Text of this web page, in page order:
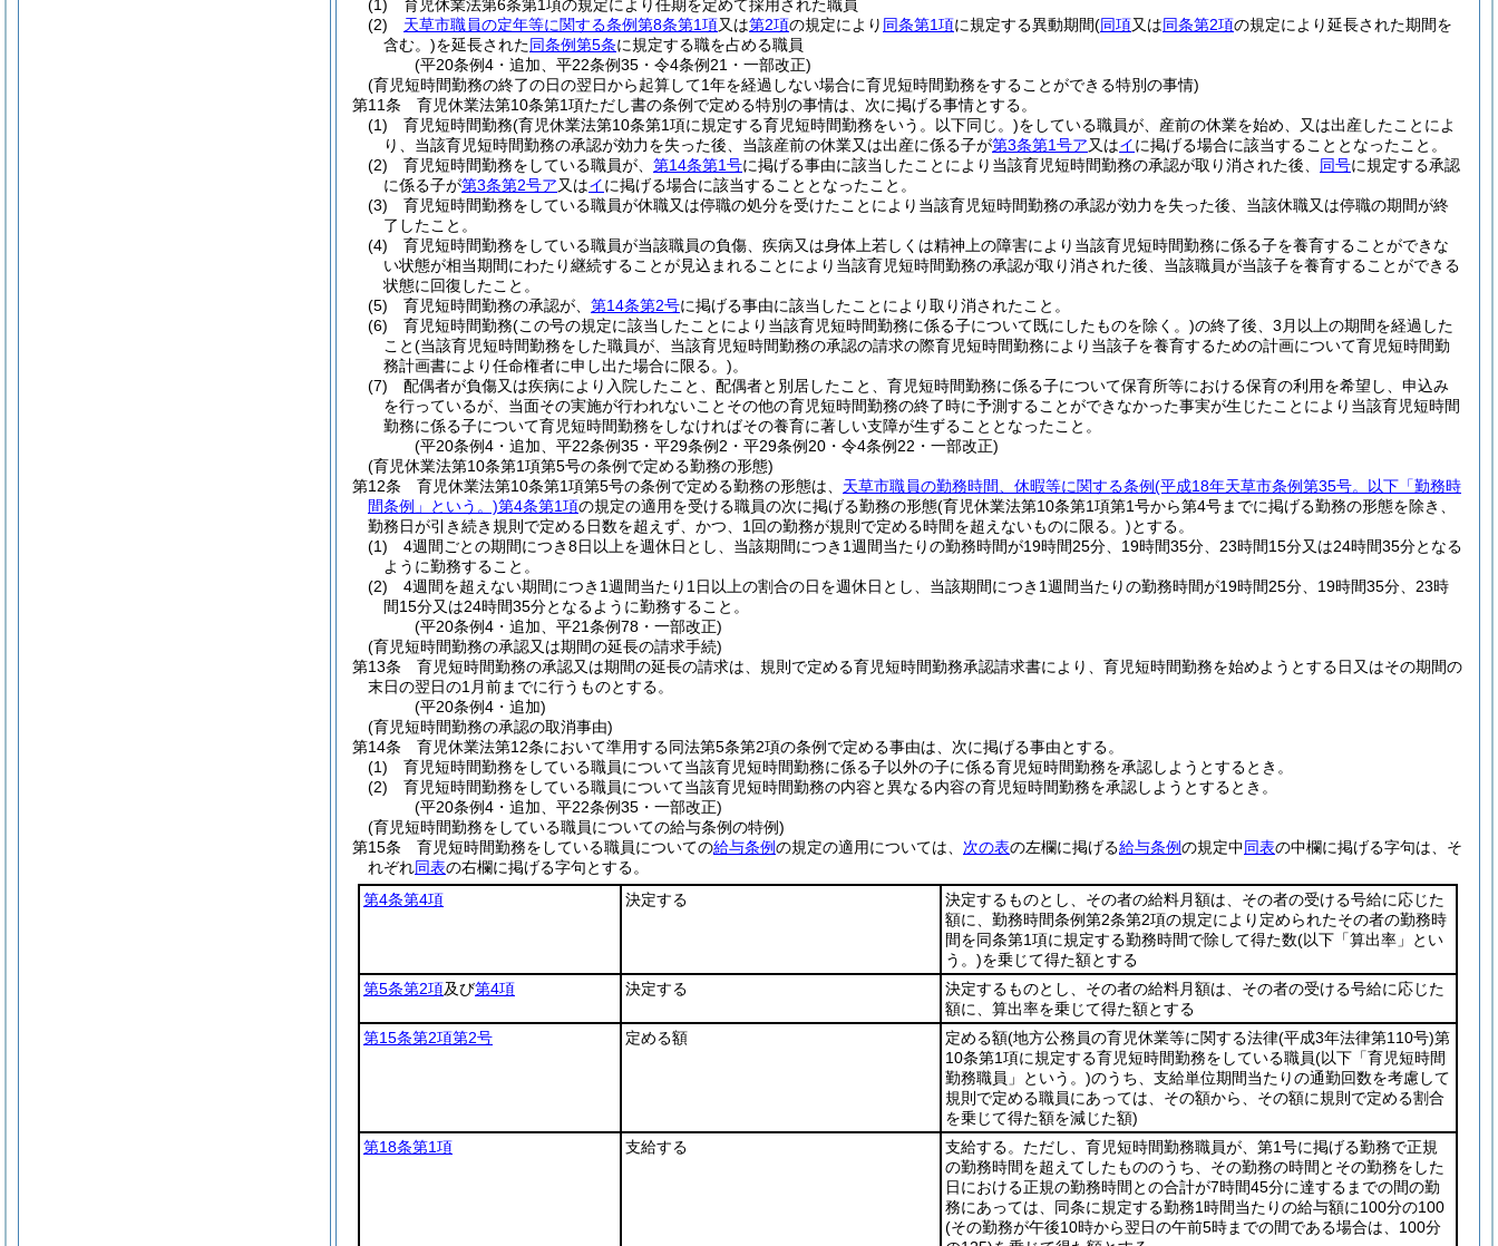
(1)
育児休業法第6条第1項の規定により任期を定めて採用された職員
(2)
天草市職員の定年等に関する条例第8条第1項又は第2項の規定により 同条第1項に規定する異動期間(同項又は同条第2項の規定により延長された期間を
含む。)を延長された同条例第5条に規定する職を占める職員
(平20条例4・追加、平22条例35・令4条例21・一部改正)
(育児短時間勤務の終了の日の翌日から起算して1年を経過しない場合に育児短時間勤務をすることができる特別の事情)
第11条
育児休業法第10条第1項ただし書の条例で定める特別の事情は、次に掲げる事情とする。
(1)
育児短時間勤務(育児休業法第10条第1項に規定する育児短時間勤務をいう。以下同じ。)をしている職員が、産前の休業を始め、又は出産したことによ
り、当該育児短時間勤務の承認が効力を失った後、当該産前の休業又は出産に係る子が第3条第1号ア又はイに掲げる場合に該当することとなったこと。
(2)
育児短時間勤務をしている職員が、 第14条第1号に掲げる事由に該当したことにより当該育児短時間勤務の承認が取り消された後、 同号に規定する承認
に係る子が第3条第2号ア又はイに掲げる場合に該当することとなったこと。
(3)
育児短時間勤務をしている職員が休職又は停職の処分を受けたことにより当該育児短時間勤務の承認が効力を失った後、当該休職又は停職の期間が終
了したこと。
(4)
育児短時間勤務をしている職員が当該職員の負傷、疾病又は身体上若しくは精神上の障害により当該育児短時間勤務に係る子を養育することができな
い状態が相当期間にわたり継続することが見込まれることにより当該育児短時間勤務の承認が取り消された後、当該職員が当該子を養育することができる
状態に回復したこと。
(5)
育児短時間勤務の承認が、 第14条第2号に掲げる事由に該当したことにより取り消されたこと。
(6)
育児短時間勤務(この号の規定に該当したことにより当該育児短時間勤務に係る子について既にしたものを除く。)の終了後、3月以上の期間を経過した
こと(当該育児短時間勤務をした職員が、当該育児短時間勤務の承認の請求の際育児短時間勤務により当該子を養育するための計画について育児短時間勤
務計画書により任命権者に申し出た場合に限る。)。
(7)
配偶者が負傷又は疾病により入院したこと、配偶者と別居したこと、育児短時間勤務に係る子について保育所等における保育の利用を希望し、申込み
を行っているが、当面その実施が行われないことその他の育児短時間勤務の終了時に予測することができなかった事実が生じたことにより当該育児短時間
勤務に係る子について育児短時間勤務をしなければその養育に著しい支障が生ずることとなったこと。
(平20条例4・追加、平22条例35・平29条例2・平29条例20・令4条例22・一部改正)
(育児休業法第10条第1項第5号の条例で定める勤務の形態)
第12条
育児休業法第10条第1項第5号の条例で定める勤務の形態は、 天草市職員の勤務時間、休暇等に関する条例(平成18年天草市条例第35号。以下「勤務時
間条例」という。)第4条第1項の規定の適用を受ける職員の次に掲げる勤務の形態(育児休業法第10条第1項第1号から第4号までに掲げる勤務の形態を除き、
勤務日が引き続き規則で定める日数を超えず、かつ、1回の勤務が規則で定める時間を超えないものに限る。)とする。
(1)
4週間ごとの期間につき8日以上を週休日とし、当該期間につき1週間当たりの勤務時間が19時間25分、19時間35分、23時間15分又は24時間35分となる
ように勤務すること。
(2)
4週間を超えない期間につき1週間当たり1日以上の割合の日を週休日とし、当該期間につき1週間当たりの勤務時間が19時間25分、19時間35分、23時
間15分又は24時間35分となるように勤務すること。
(平20条例4・追加、平21条例78・一部改正)
(育児短時間勤務の承認又は期間の延長の請求手続)
第13条
育児短時間勤務の承認又は期間の延長の請求は、規則で定める育児短時間勤務承認請求書により、育児短時間勤務を始めようとする日又はその期間の
末日の翌日の1月前までに行うものとする。
(平20条例4・追加)
(育児短時間勤務の承認の取消事由)
第14条
育児休業法第12条において準用する同法第5条第2項の条例で定める事由は、次に掲げる事由とする。
(1)
育児短時間勤務をしている職員について当該育児短時間勤務に係る子以外の子に係る育児短時間勤務を承認しようとするとき。
(2)
育児短時間勤務をしている職員について当該育児短時間勤務の内容と異なる内容の育児短時間勤務を承認しようとするとき。
(平20条例4・追加、平22条例35・一部改正)
(育児短時間勤務をしている職員についての給与条例の特例)
第15条
育児短時間勤務をしている職員についての給与条例の規定の適用については、 次の表の左欄に掲げる給与条例の規定中同表の中欄に掲げる字句は、そ
れぞれ同表の右欄に掲げる字句とする。
第4条第4項
決定する
決定するものとし、その者の給料月額は、その者の受ける号給に応じた
額に、勤務時間条例第2条第2項の規定により定められたその者の勤務時
間を同条第1項に規定する勤務時間で除して得た数(以下「算出率」とい
う。)を乗じて得た額とする
第5条第2項及び第4項 決定する
決定するものとし、その者の給料月額は、その者の受ける号給に応じた
額に、算出率を乗じて得た額とする
第15条第2項第2号
定める額 定める額(地方公務員の育児休業等に関する法律(平成3年法律第110号)第
10条第1項に規定する育児短時間勤務をしている職員(以下「育児短時間
勤務職員」という。)のうち、支給単位期間当たりの通勤回数を考慮して
規則で定める職員にあっては、その額から、その額に規則で定める割合
を乗じて得た額を減じた額)
第18条第1項
支給する
支給する。ただし、育児短時間勤務職員が、第1号に掲げる勤務で正規
の勤務時間を超えてしたもののうち、その勤務の時間とその勤務をした
日における正規の勤務時間との合計が7時間45分に達するまでの間の勤
務にあっては、同条に規定する勤務1時間当たりの給与額に100分の100
(その勤務が午後10時から翌日の午前5時までの間である場合は、100分